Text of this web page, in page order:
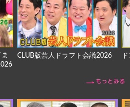
CLUB版芸人ドラフト会議2026
もっとみる